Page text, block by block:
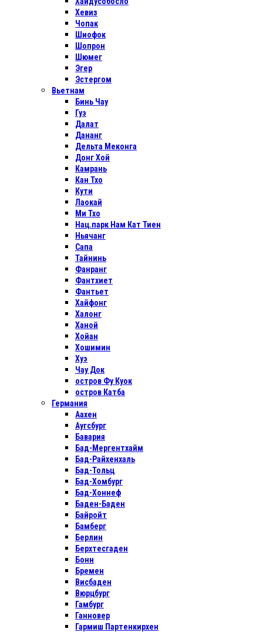
Хевиз
Чопак
Шиофок
Шопрон
Шюмег
Эгер
Эстергом
Вьетнам
Бинь Чау
Гуэ
Далат
Дананг
Дельта Меконга
Донг Хой
Камрань
Кан Тхо
Кути
Лаокай
Ми Тхо
Нац.парк Нам Кат Тиен
Ньячанг
Сапа
Тайнинь
Фанранг
Фантхиет
Фантьет
Хайфонг
Халонг
Ханой
Хойан
Хошимин
Хуэ
Чау Док
остров Фу Куок
остров Катба
Германия
Аахен
Аугсбург
Бавария
Бад-Мергентхайм
Бад-Райхенхаль
Бад-Тольц
Бад-Хомбург
Бад-Хоннеф
Баден-Баден
Байройт
Бамберг
Берлин
Берхтесгаден
Бонн
Бремен
Висбаден
Вюрцбург
Гамбург
Ганновер
Гармиш Партенкирхен